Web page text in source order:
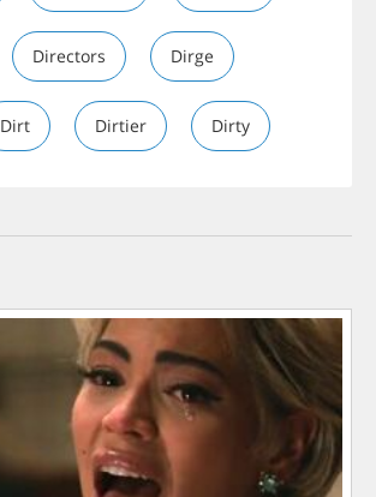
Directors Dirge
Dirt Dirtier Dirty